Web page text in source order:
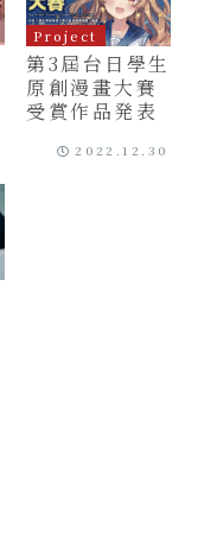
Project
第3屆台日學生
原創漫畫大賽
受賞作品発表
2022.12.30